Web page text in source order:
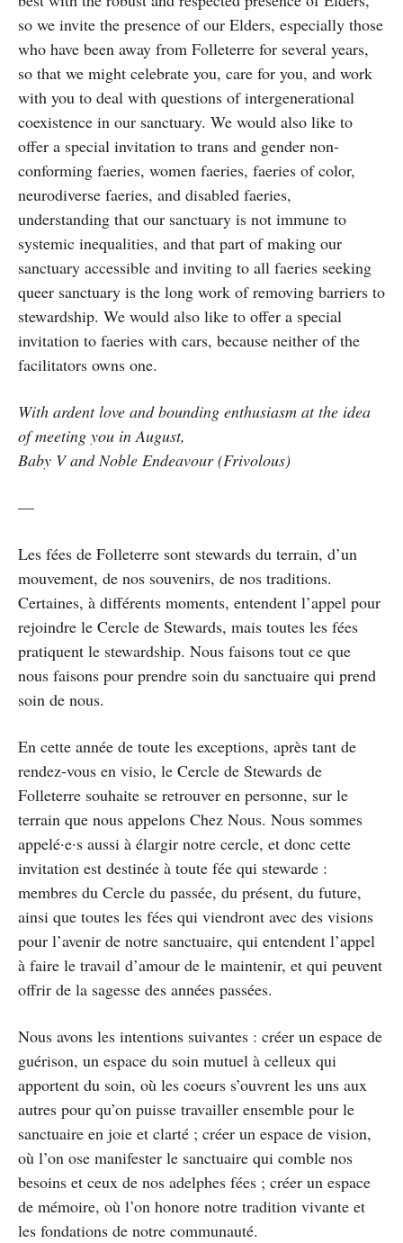
so we invite the presence of our Elders, especially those
who have been away from Folleterre for several years,
so that we might celebrate you, care for you, and work
with you to deal with questions of intergenerational
coexistence in our sanctuary. We would also like to
offer a special invitation to trans and gender non-
conforming faeries, women faeries, faeries of color,
neurodiverse faeries, and disabled faeries,
understanding that our sanctuary is not immune to
systemic inequalities, and that part of making our
sanctuary accessible and inviting to all faeries seeking
queer sanctuary is the long work of removing barriers to
stewardship. We would also like to offer a special
invitation to faeries with cars, because neither of the
facilitators owns one.
With ardent love and bounding enthusiasm at the idea
of meeting you in August,
Baby V and Noble Endeavour (Frivolous)
—
Les fées de Folleterre sont stewards du terrain, d’un
mouvement, de nos souvenirs, de nos traditions.
Certaines, à différents moments, entendent l’appel pour
rejoindre le Cercle de Stewards, mais toutes les fées
pratiquent le stewardship. Nous faisons tout ce que
nous faisons pour prendre soin du sanctuaire qui prend
soin de nous.
En cette année de toute les exceptions, après tant de
rendez-vous en visio, le Cercle de Stewards de
Folleterre souhaite se retrouver en personne, sur le
terrain que nous appelons Chez Nous. Nous sommes
appelé·e·s aussi à élargir notre cercle, et donc cette
invitation est destinée à toute fée qui stewarde :
membres du Cercle du passée, du présent, du future,
ainsi que toutes les fées qui viendront avec des visions
pour l’avenir de notre sanctuaire, qui entendent l’appel
à faire le travail d’amour de le maintenir, et qui peuvent
offrir de la sagesse des années passées.
Nous avons les intentions suivantes : créer un espace de
guérison, un espace du soin mutuel à celleux qui
apportent du soin, où les coeurs s’ouvrent les uns aux
autres pour qu’on puisse travailler ensemble pour le
sanctuaire en joie et clarté ; créer un espace de vision,
où l’on ose manifester le sanctuaire qui comble nos
besoins et ceux de nos adelphes fées ; créer un espace
de mémoire, où l’on honore notre tradition vivante et
les fondations de notre communauté.